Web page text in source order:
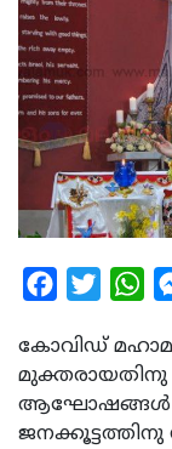
Facebook
Twitter
കോവിഡ്
മുക്തരായതിനു
ആഘോഷങ്ങൾ